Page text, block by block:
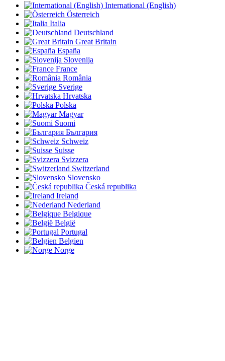
International (English)
Österreich
Italia
Deutschland
Great Britain
España
Slovenija
France
România
Sverige
Hrvatska
Polska
Magyar
Suomi
България
Schweiz
Suisse
Svizzera
Switzerland
Slovensko
Česká republika
Ireland
Nederland
Belgique
België
Portugal
Belgien
Norge